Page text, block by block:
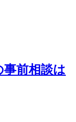
事前相談は